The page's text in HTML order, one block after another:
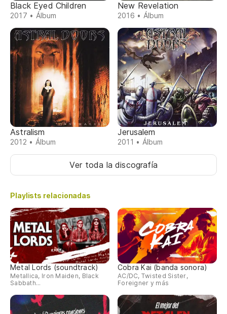
Black Eyed Children
2017 • Álbum
New Revelation
2016 • Álbum
Astralism
2012 • Álbum
Jerusalem
2011 • Álbum
Ver toda la discografía
Playlists relacionadas
Metal Lords (soundtrack)
Metallica, Iron Maiden, Black
Sabbath...
Cobra Kai (banda sonora)
AC/DC, Twisted Sister,
Foreigner y más